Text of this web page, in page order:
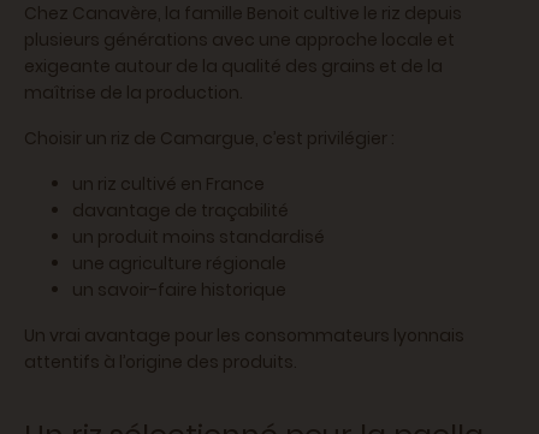
Chez Canavère, la famille Benoit cultive le riz depuis
plusieurs générations avec une approche locale et
exigeante autour de la qualité des grains et de la
maîtrise de la production.
Choisir un riz de Camargue, c’est privilégier :
un riz cultivé en France
davantage de traçabilité
un produit moins standardisé
une agriculture régionale
un savoir-faire historique
Un vrai avantage pour les consommateurs lyonnais
attentifs à l’origine des produits.